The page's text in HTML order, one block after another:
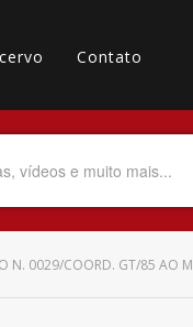
Contato
Até
N. 0029/COORD. GT/85 AO